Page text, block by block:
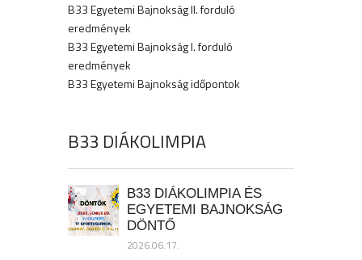
B33 Egyetemi Bajnokság II. forduló
eredmények
B33 Egyetemi Bajnokság I. forduló
eredmények
B33 Egyetemi Bajnokság időpontok
B33 DIÁKOLIMPIA
B33 DIÁKOLIMPIA ÉS
EGYETEMI BAJNOKSÁG
DÖNTŐ
2026.06.17.